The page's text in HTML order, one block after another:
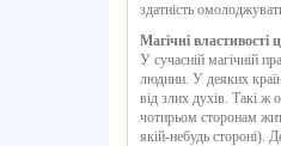
здатність
Магічні властивості
У сучасній магічній
людини. У деяких
від злих духів. Такі ж
чотирьом сторонам
якій-небудь стороні).